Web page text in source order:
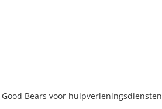
Bears voor hulpverleningsdiensten